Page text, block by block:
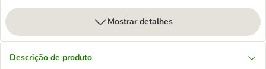
Mostrar detalhes
Descrição de produto